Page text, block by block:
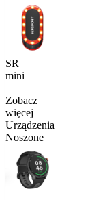
SR
mini
Zobacz
więcej
Urządzenia
Noszone